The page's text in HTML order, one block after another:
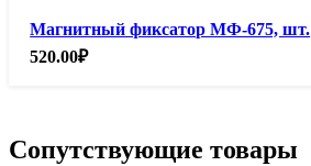
Магнитный фиксатор МФ-675, шт.
520.00₽
Сопутствующие товары